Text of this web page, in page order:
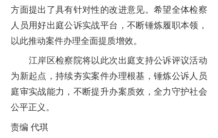
方面提出了具有针对性的改进意见。希望全体检察
人员用好出庭公诉实战平台，不断锤炼履职本领，
以此推动案件办理全面提质增效。
江岸区检察院将以此次出庭支持公诉评议活动
为新起点，持续夯实案件办理根基，锤炼公诉人员
庭审实战能力，不断提升办案质效，全力守护社会
公平正义。
责编 代琪